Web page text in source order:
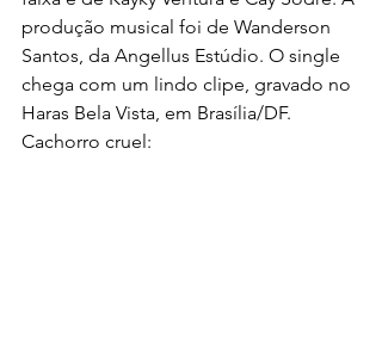
produção musical foi de Wanderson
Santos, da Angellus Estúdio. O single
chega com um lindo clipe, gravado no
Haras Bela Vista, em Brasília/DF.
Cachorro cruel: